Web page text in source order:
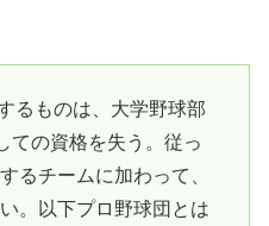
るものは、大学野球部
ての資格を失う。従っ
るチームに加わって、
。以下プロ野球団とは